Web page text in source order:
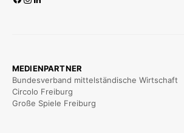
MEDIENPARTNER
Bundesverband mittelständische Wirtschaft
Circolo Freiburg
Große Spiele Freiburg